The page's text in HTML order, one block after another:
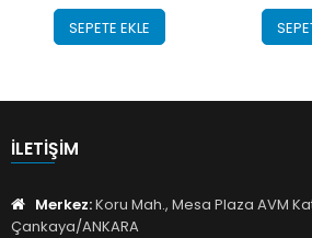
SEPETE EKLE
İLETIŞIM
Merkez:Koru Mah., Mesa Plaza AVM
Çankaya/ANKARA